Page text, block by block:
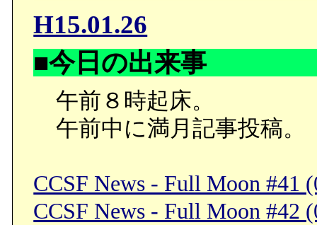
H15.01.26
■今日の出来事
午前８時起床。
午前中に満月記事投稿。
CCSF News - Full Moon #41
CCSF News - Full Moon #42